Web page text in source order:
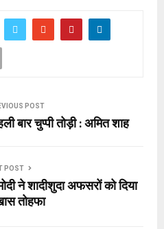
POST
बार चुप्पी तोड़ी : अमित शाह
POST
ने शादीशुदा अफसरों को दिया
तोहफा